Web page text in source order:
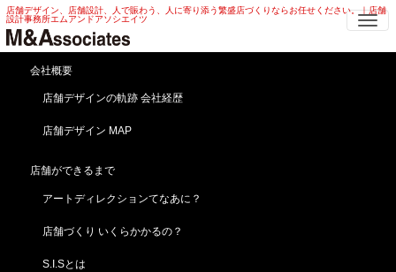
店舗デザイン、店舗設計、人で賑わう、人に寄り添う繁盛店づくりならお任せください。｜店舗
設計事務所エムアンドアソシエイツ
会社概要
店舗デザインの軌跡 会社経歴
店舗デザイン MAP
店舗ができるまで
アートディレクションてなあに？
店舗づくり いくらかかるの？
S.I.Sとは
飲食 店舗デザイン
居酒屋・レストラン・和食料理店、飲食店舗デザインの実
ている!!-
HOME 店舗デザイン事例集 飲食 店舗デザイン